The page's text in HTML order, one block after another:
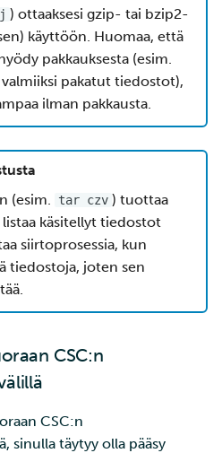
) ottaaksesi gzip- tai bzip2-
käyttöön. Huomaa, että
pakkauksesta (esim.
pakatut tiedostot),
ilman pakkausta.
(esim. tar czv ) tuottaa
käsitellyt tiedostot
siirtoprosessia, kun
tiedostoja, joten sen
CSC:n
CSC:n
sinulla täytyy olla pääsy